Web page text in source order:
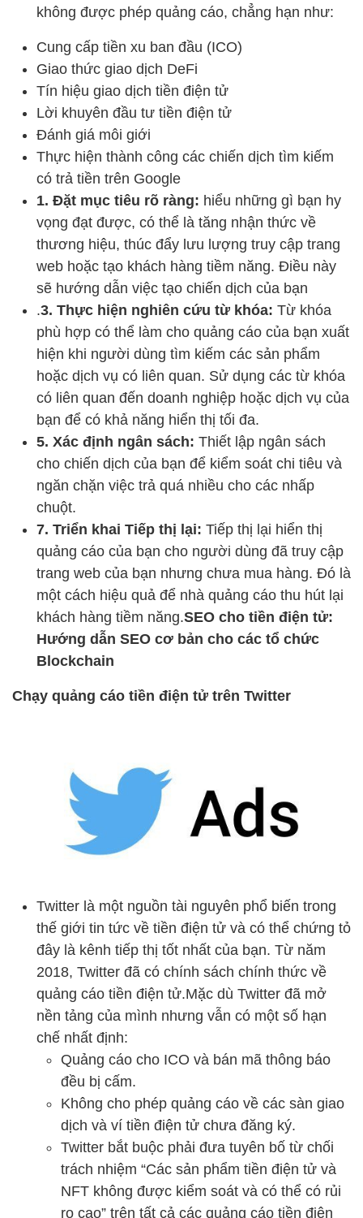
không được phép quảng cáo, chẳng hạn như:
Cung cấp tiền xu ban đầu (ICO)
Giao thức giao dịch DeFi
Tín hiệu giao dịch tiền điện tử
Lời khuyên đầu tư tiền điện tử
Đánh giá môi giới
Thực hiện thành công các chiến dịch tìm kiếm
có trả tiền trên Google
1. Đặt mục tiêu rõ ràng: hiểu những gì bạn hy
vọng đạt được, có thể là tăng nhận thức về
thương hiệu, thúc đẩy lưu lượng truy cập trang
web hoặc tạo khách hàng tiềm năng. Điều này
sẽ hướng dẫn việc tạo chiến dịch của bạn
.3. Thực hiện nghiên cứu từ khóa: Từ khóa
phù hợp có thể làm cho quảng cáo của bạn xuất
hiện khi người dùng tìm kiếm các sản phẩm
hoặc dịch vụ có liên quan. Sử dụng các từ khóa
có liên quan đến doanh nghiệp hoặc dịch vụ của
bạn để có khả năng hiển thị tối đa.
5. Xác định ngân sách: Thiết lập ngân sách
cho chiến dịch của bạn để kiểm soát chi tiêu và
ngăn chặn việc trả quá nhiều cho các nhấp
chuột.
7. Triển khai Tiếp thị lại: Tiếp thị lại hiển thị
quảng cáo của bạn cho người dùng đã truy cập
trang web của bạn nhưng chưa mua hàng. Đó là
một cách hiệu quả để nhà quảng cáo thu hút lại
khách hàng tiềm năng.SEO cho tiền điện tử:
Hướng dẫn SEO cơ bản cho các tổ chức
Blockchain
Chạy quảng cáo tiền điện tử trên Twitter
Twitter là một nguồn tài nguyên phổ biến trong
thế giới tin tức về tiền điện tử và có thể chứng tỏ
đây là kênh tiếp thị tốt nhất của bạn. Từ năm
2018, Twitter đã có chính sách chính thức về
quảng cáo tiền điện tử.Mặc dù Twitter đã mở
nền tảng của mình nhưng vẫn có một số hạn
chế nhất định:
Quảng cáo cho ICO và bán mã thông báo
đều bị cấm.
Không cho phép quảng cáo về các sàn giao
dịch và ví tiền điện tử chưa đăng ký.
Twitter bắt buộc phải đưa tuyên bố từ chối
trách nhiệm “Các sản phẩm tiền điện tử và
NFT không được kiểm soát và có thể có rủi
ro cao” trên tất cả các quảng cáo tiền điện